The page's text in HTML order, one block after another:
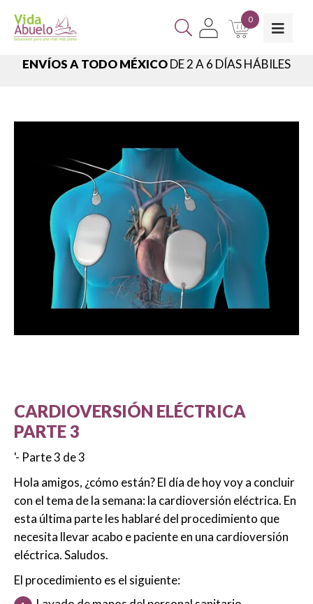
0
ENVÍOS A TODO MÉXICODE 2 A 6 DÍAS HÁBILES
CARDIOVERSIÓN ELÉCTRICA
PARTE 3
'- Parte 3 de 3
Hola amigos, ¿cómo están? El día de hoy voy a concluir
con el tema de la semana: la cardioversión eléctrica. En
esta última parte les hablaré del procedimiento que
necesita llevar acabo e paciente en una cardioversión
eléctrica. Saludos.
El procedimiento es el siguiente: